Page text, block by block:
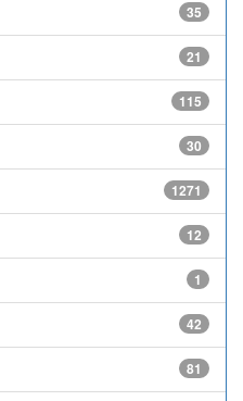
35
21
115
30
1271
12
1
42
81